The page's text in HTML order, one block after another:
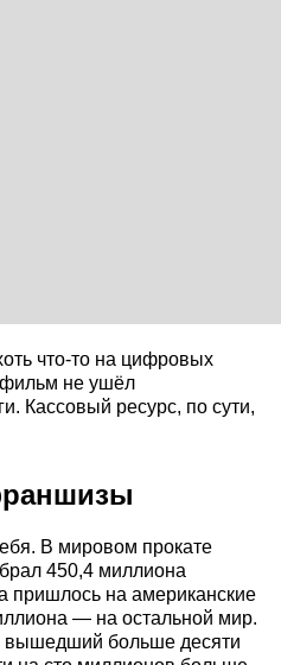
что-то на цифровых
не ушёл
Кассовый ресурс, по сути,
В мировом прокате
450,4 миллиона
пришлось на американские
— на остальной мир.
вышедший больше десяти